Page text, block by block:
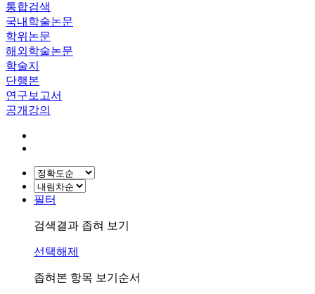
통합검색
국내학술논문
학위논문
해외학술논문
학술지
단행본
연구보고서
공개강의
필터
검색결과 좁혀 보기
선택해제
좁혀본 항목 보기순서